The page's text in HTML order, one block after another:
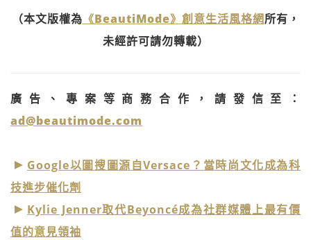
（本文版權為 《BeautiMode》創意生活風格網所有，
未經許可請勿轉載）
廣告、專案等商務合作，請發信至：
ad@beautimode.com
Google以圖搜圖源自Versace？當時尚文化成為科
技進步催化劑
Kylie Jenner取代Beyoncé成為社群媒體上最有價
值的意見領袖